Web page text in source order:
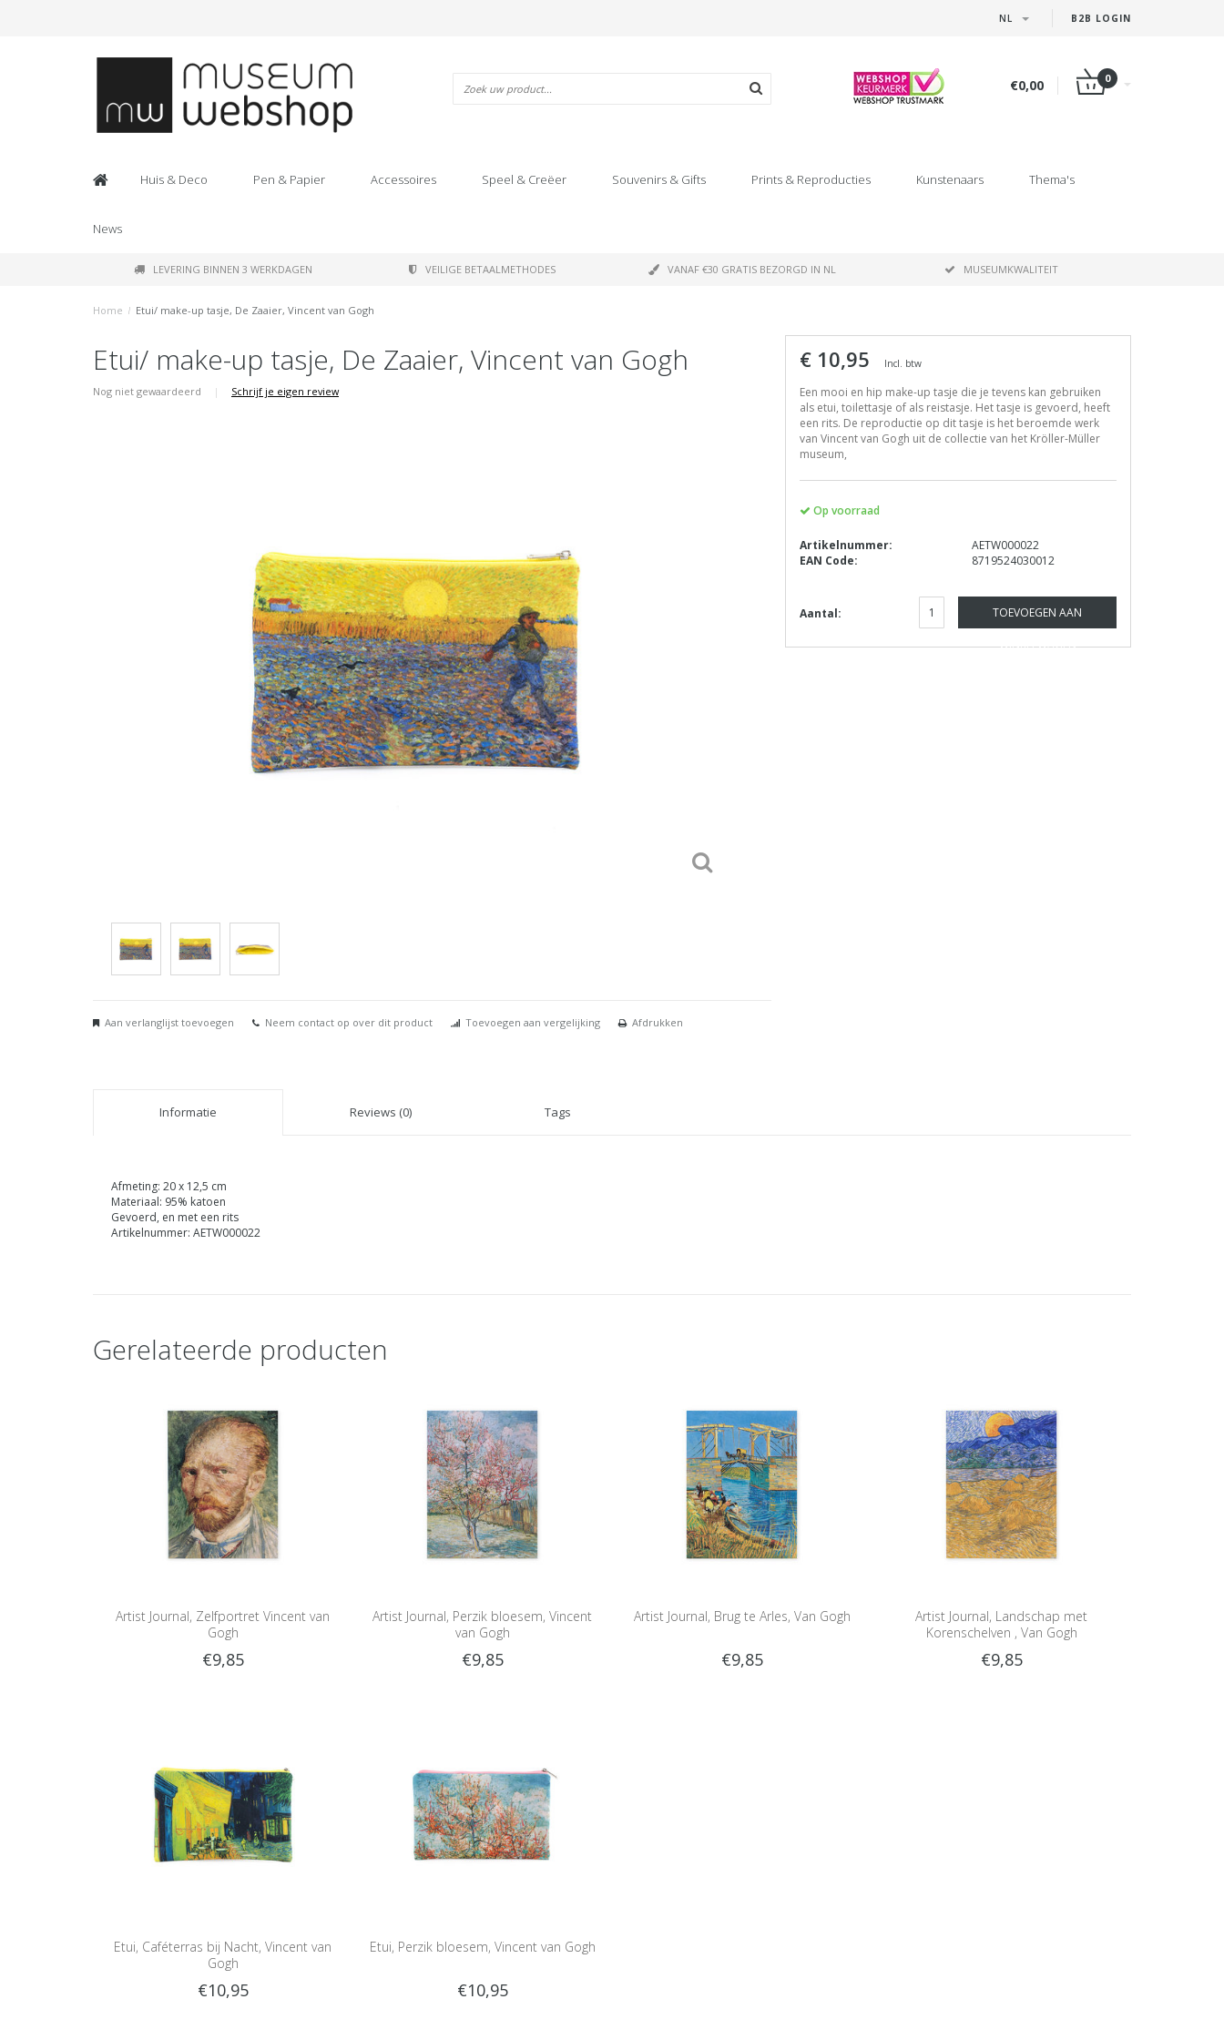
B2B LOGIN
NL
€0,00 0
Huis & Deco Pen & Papier Accessoires Speel & Creëer Souvenirs & Gifts Prints & Reproducties Kunstenaars Thema's
News
LEVERING BINNEN 3 WERKDAGEN VEILIGE BETAALMETHODES VANAF €30 GRATIS BEZORGD IN NL MUSEUMKWALITEIT
Home / Etui/ make-up tasje, De Zaaier, Vincent van Gogh
Etui/ make-up tasje, De Zaaier, Vincent van Gogh
Nog niet gewaardeerd | Schrijf je eigen review
Aan verlanglijst toevoegen Neem contact op over dit product Toevoegen aan vergelijking Afdrukken
€ 10,95 Incl. btw
Een mooi en hip make-up tasje die je tevens kan gebruiken
als etui, toilettasje of als reistasje. Het tasje is gevoerd, heeft
een rits. De reproductie op dit tasje is het beroemde werk
van Vincent van Gogh uit de collectie van het Kröller-Müller
museum,
Op voorraad
Artikelnummer:
AETW000022
EAN Code:
8719524030012
Aantal: TOEVOEGEN AAN
WINKELWAGEN
Informatie Reviews (0) Tags
Afmeting: 20 x 12,5 cm
Materiaal: 95% katoen
Gevoerd, en met een rits
Artikelnummer: AETW000022
Gerelateerde producten
Artist Journal, Zelfportret Vincent van
Gogh
€9,85
Artist Journal, Perzik bloesem, Vincent
van Gogh
€9,85
Artist Journal, Brug te Arles, Van Gogh
€9,85
Artist Journal, Landschap met
Korenschelven , Van Gogh
€9,85
Etui, Caféterras bij Nacht, Vincent van
Gogh
€10,95
Etui, Perzik bloesem, Vincent van Gogh
€10,95